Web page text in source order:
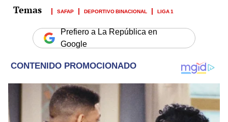
SAFAP DEPORTIVO BINACIONAL LIGA 1
Prefiero a La República en
Google